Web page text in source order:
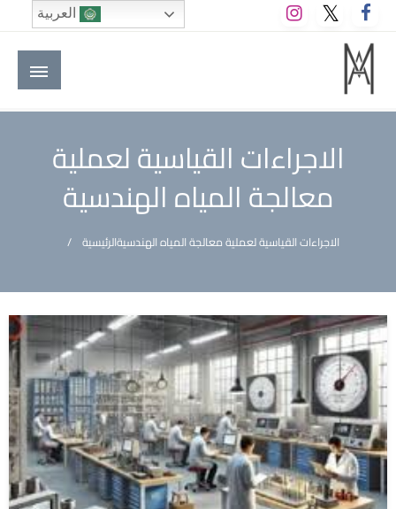
التخطي
إلى
المحتوى
M A hotels | إم ايه هوتيلز
الموقع الأول للعاملين في الفنادق في العالم العربي
الاجراءات القياسية لعملية
معالجة المياه الهندسية
الرئيسيةالاجراءات القياسية لعملية معالجة المياه الهندسية
العربية